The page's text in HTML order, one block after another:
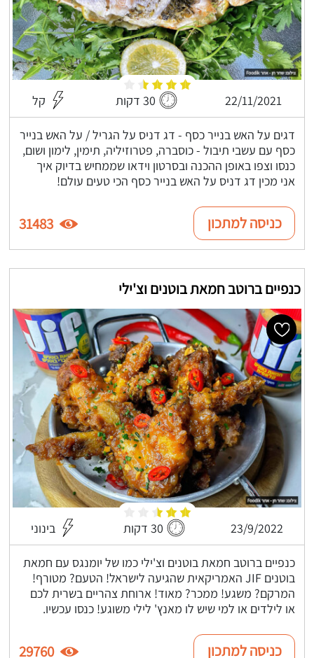
22/11/2021 30 דקות קל
דגים על האש בנייר כסף - דג דניס על הגריל / על האש בנייר
כסף עם עשבי תיבול - כוסברה, פטרוזיליה, תימין, לימון ושום,
כנסו וצפו באופן ההכנה ובסרטון וידאו שממחיש בדיוק איך
אני מכין דג דניס על האש בנייר כסף הכי טעים עולם!
כניסה למתכון 31483
כנפיים ברוטב חמאת בוטנים וצ'ילי
23/9/2022 30 דקות בינוני
כנפיים ברוטב חמאת בוטנים וצ'ילי כמו של יומנגס עם חמאת
בוטנים JIF האמריקאית שהגיעה לישראל! הטעם? מטורף!
המרקם? משגע! ממכר? מאוד! ארוחת צהריים בשרית לכם
או לילדים או למי שיש לו מאנץ' לילי משוגע! כנסו עכשיו.
כניסה למתכון 29760